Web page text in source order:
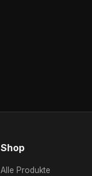
Shop
Alle Produkte